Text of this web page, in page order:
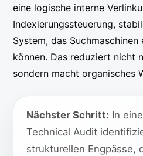
eine logische interne
Indexierungssteuerung,
System, das
können. Das reduziert nicht
sondern macht organisches
Nächster Schritt: In
Technical Audit
strukturellen Engpässe,